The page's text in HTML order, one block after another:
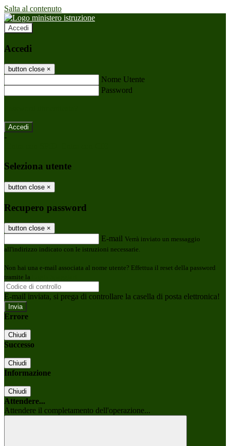
Salta al contenuto
Accedi
Accedi
button close ×
Nome Utente
Password
-
Seleziona utente
button close ×
Recupero password
button close ×
E-mail Verrà inviato un messaggio
all'indirizzo indicato con le istruzioni necessarie.
Non hai una e-mail associata al nome utente? Effettua il reset della password
tramite la
E-mail inviata, si prega di controllare la casella di posta elettronica!
Errore
Chiudi
Successo
Chiudi
Informazione
Chiudi
Attendere...
Attendere il completamento dell'operazione...